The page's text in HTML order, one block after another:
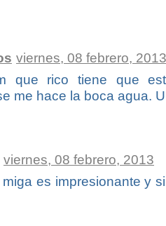
viernes, 08 febrero, 2013
que rico tiene que
me hace la boca agua.
viernes, 08 febrero, 2013
es impresionante y